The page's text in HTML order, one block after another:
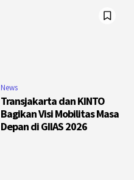
News
Transjakarta dan KINTO
Bagikan Visi Mobilitas Masa
Depan di GIIAS 2026